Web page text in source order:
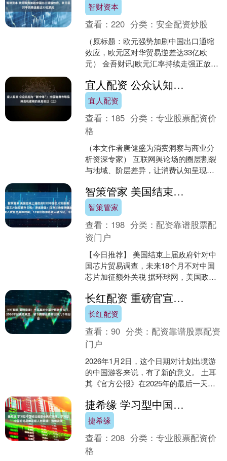
智财资本
查看：220 分类：安全配资炒股
（原标题：欧元强势加剧中国出口通缩
效应，欧元区对华贸易逆差达33亿欧
元） 金吾财讯|欧元汇率持续走强正放大
洲央行加快降息步伐。.... 宜人配资 公众认知与“新中体”：中国消费市场品牌危机逻辑的底层变迁（三）
宜人配资
查看： 185 分类：专业股票配资价
格
（本文作者唐健盛为消费洞察与商业分
析资深专家） 互联网舆论场的圈层割裂
与地域、阶层差异，让消费认知呈现多
在一套高度一致的价值判....智策管家 美国结束上届政府针对中国芯片贸易调查，未来18个月不对中国芯片加征额外关税；泽连斯基：乌克兰希望明确加入欧盟的具体时间；12省份旅游总收入破万亿，今年还有2省份在冲击丨早报
智策管家
查看： 198 分类：配资靠谱股票配
资门户
【今日推荐】 美国结束上届政府针对中
国芯片贸易调查，未来18个月不对中国
芯片加征额外关税 据环球网，美国政府
关税，结束了....
长红配资 重磅官宣！土耳其对中国护照敞开大门，2026年起说走就走，省下的签证费够玩好几个项目
长红配资
查看：90 分类：配资靠谱股票配资
门户
2026年1月2日，这个日期对计划出境游
的中国游客来说，有了新的意义。 土耳
其《官方公报》在2025年的最后一天，
确指出，持....
捷希缘 学习型中国论坛组委会执行主席、学习型中国论坛品牌发起人刘景斓：高维决策
捷希缘
查看：208 分类：专业股票配资价
格